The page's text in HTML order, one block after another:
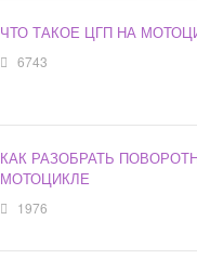
ЧТО ТАКОЕ ЦГП НА
6743
КАК РАЗОБРАТЬ
МОТОЦИКЛЕ
1976